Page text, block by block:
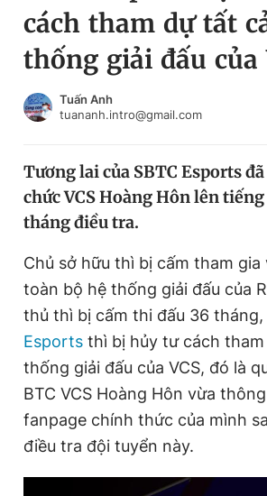
Chuyên mục
Chuyên mục khác
Chào ngày mới
Video
Tiện ích Bạn
Thông tin tòa soạn Liên hệ
Tin đã lưu
Tin đã xem
cách tham dự tất
thống giải đấu của
Tuấn Anh
tuananh.intro@gmail.com
Tương lai của SBTC Esports
chức VCS Hoàng Hôn lên
tháng điều tra.
Chủ sở hữu thì bị cấm tham
toàn bộ hệ thống giải đấu của
thủ thì bị cấm thi đấu 36 tháng,
Esports thì bị hủy tư cách
thống giải đấu của VCS, đó là
BTC VCS Hoàng Hôn vừa
fanpage chính thức của mình
điều tra đội tuyển này.